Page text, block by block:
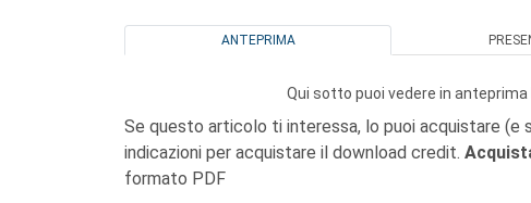
ANTEPRIMA
Qui sotto puoi vedere in
Se questo articolo ti interessa, lo puoi acquistare
indicazioni per acquistare il download credit.
formato PDF